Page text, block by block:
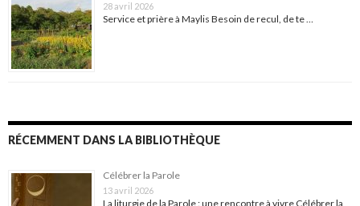
28 avril 2026
Service et prière à Maylis Besoin de recul, de te …
RÉCEMMENT DANS LA BIBLIOTHÈQUE
Célébrer la Parole
13 avril 2026
La liturgie de la Parole : une rencontre à vivre Célébrer la